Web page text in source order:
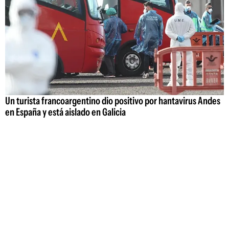
Un turista francoargentino dio positivo por hantavirus Andes
en España y está aislado en Galicia